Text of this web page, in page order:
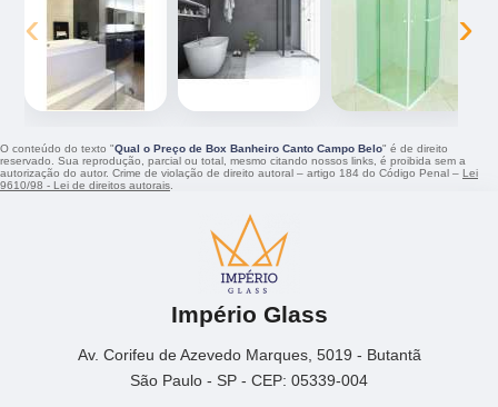
‹ ›
O conteúdo do texto "Qual o Preço de Box Banheiro Canto Campo Belo" é de direito
reservado. Sua reprodução, parcial ou total, mesmo citando nossos links, é proibida sem a
autorização do autor. Crime de violação de direito autoral – artigo 184 do Código Penal – Lei
9610/98 - Lei de direitos autorais.
Império Glass
Av. Corifeu de Azevedo Marques, 5019 - Butantã
São Paulo - SP - CEP: 05339-004